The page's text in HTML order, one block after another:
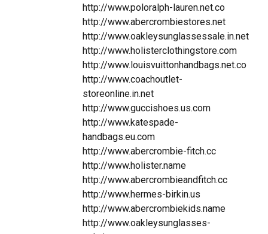
http://www.poloralph-lauren.net.co
http://www.abercrombiestores.net
http://www.oakleysunglassessale.in.net
http://www.holisterclothingstore.com
http://www.louisvuittonhandbags.net.co
http://www.coachoutlet-
storeonline.in.net
http://www.guccishoes.us.com
http://www.katespade-
handbags.eu.com
http://www.abercrombie-fitch.cc
http://www.holister.name
http://www.abercrombieandfitch.cc
http://www.hermes-birkin.us
http://www.abercrombiekids.name
http://www.oakleysunglasses-